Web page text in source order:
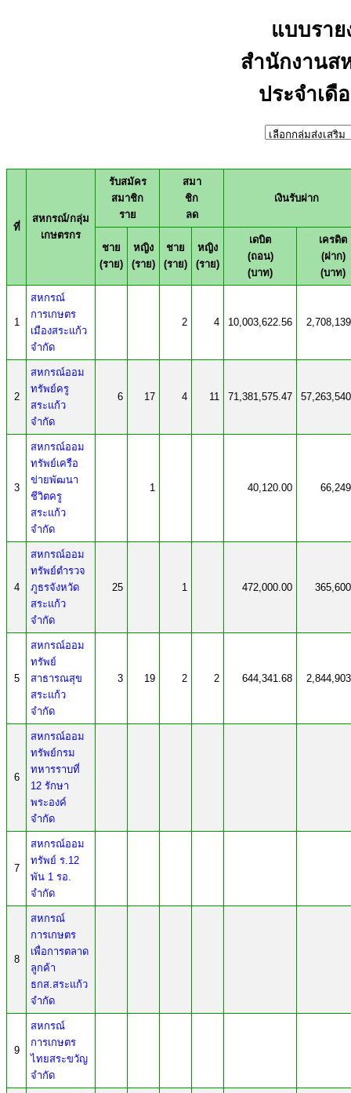
แบบรา
สำนักงานส
ประจำเดื
ที่
สหกรณ์/กลุ่ม
เกษตรกร
รับสมัคร
สมาชิก
ราย
สมา
ชิก
ลด
เงินรับฝาก
ชาย
(ราย)
หญิง
(ราย)
ชาย
(ราย)
หญิง
(ราย)
เดบิต
(ถอน)
(บาท)
เครดิต
(ฝาก)
(บาท)
1
สหกรณ์
การเกษตร
เมืองสระแก้ว
จำกัด
2 4 10,003,622.56
2
สหกรณ์ออม
ทรัพย์ครู
สระแก้ว
จำกัด
6 17 4 11 71,381,575.47
3
สหกรณ์ออม
ทรัพย์เครือ
ข่ายพัฒนา
ชีวิตครู
สระแก้ว
จำกัด
1 40,120.00
4
สหกรณ์ออม
ทรัพย์ตำรวจ
ภูธรจังหวัด
สระแก้ว
จำกัด
25 1 472,000.00
5
สหกรณ์ออม
ทรัพย์
สาธารณสุข
สระแก้ว
จำกัด
3 19 2 2 644,341.68
6
สหกรณ์ออม
ทรัพย์กรม
ทหารราบที่
12 รักษา
พระองค์
จำกัด
7
สหกรณ์ออม
ทรัพย์ ร.12
พัน 1 รอ.
จำกัด
8
สหกรณ์
การเกษตร
เพื่อการตลาด
ลูกค้า
ธกส.สระแก้ว
จำกัด
9
สหกรณ์
การเกษตร
ไทยสระขวัญ
จำกัด